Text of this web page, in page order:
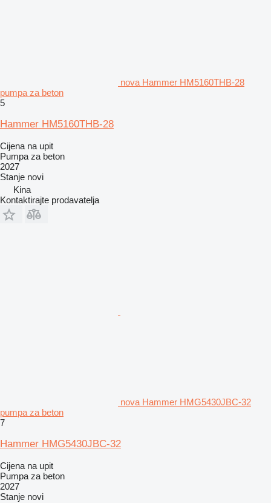
nova Hammer HM5160THB-28
pumpa za beton
5
Hammer HM5160THB-28
Cijena na upit
Pumpa za beton
2027
Stanje novi
Kina
Kontaktirajte prodavatelja
nova Hammer HMG5430JBC-32
pumpa za beton
7
Hammer HMG5430JBC-32
Cijena na upit
Pumpa za beton
2027
Stanje novi